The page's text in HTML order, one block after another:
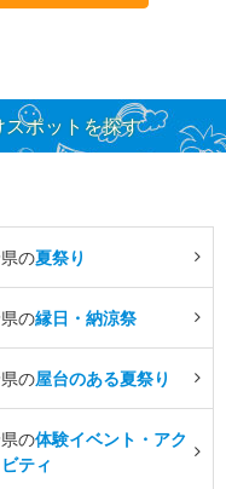
ポットを探す
の夏祭り
の縁日・納涼祭
の屋台のある夏祭り
の体験イベント・アク
ティ